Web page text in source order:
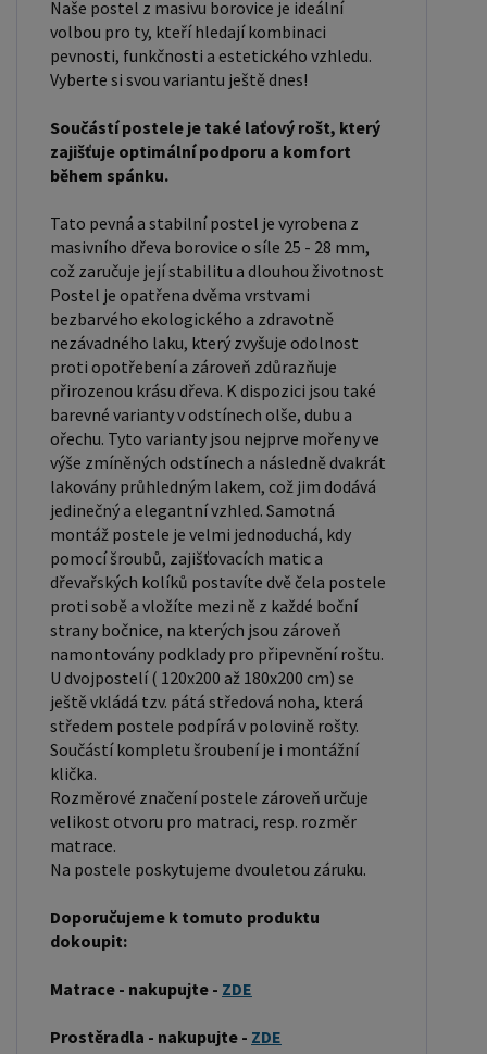
vzhled a funkčnost vaší ložnice. V naší nabídce
naleznete i postele zvýšené. To je obzvláště
důležité pro starší osoby nebo osoby s omezenou
90x200 cm jsou obecně považovány za standardní
pro jednolůžko. Tyto rozměry postele jsou ideální
studentském pokoji, pokoji pro hosty a dalších
pokojích. Námi nabízené postele, lze doplnit
matrací, nočními stolky, komodou, skříní i úložným
prostorem. Postele o rozměru 120x200 cm a
140x200 cm jsou považovány za velmi komfortní
jednolůžka. Tento rozměr postele je ideální pro
jednotlivce, kteří hledají více prostoru než
standardní jednolůžko nabízí. Rozměry postele
160x200 cm a 180x200 cm jsou považovány za
standardní pro dvoulůžkovou postel. Před
nákupem postele se ujistěte, že máte dostatek
místa ve své ložnici. Materiál postele: Masiv
borovice je typ dřeva, který je známý svou dobrou
pevností a dlouhou trvanlivostí. Borovicové dřevo
se řadí mezi měkké dřeviny. Je o malinko tvrdší
než masivní smrk, ale lépe se opracovává.
Borovicové dřevo vyniká krásnou barvou a
okouzlující kresbou. Má světlou barvu, která díky
obsahu jádra místy přechází až do oranžovo
hnědého nebo načervenalého odstínu. Tento
materiál je často používán v nábytkářství,
například pro výrobu postelí nebo knihoven.
Výrobky z masivu borovice jsou oblíbené pro svůj
postel je typ postele, který se skládá ze tří
základních částí: rámu, roštu a matrace. Rám
postele může být vyroben z různých materiálů,
vkládá rošt. Matrace je položena na rošt a může
Naše postel z masivu borovice je ideální
volbou pro ty, kteří hledají kombinaci
pevnosti, funkčnosti a estetického vzhledu.
Vyberte si svou variantu ještě dnes!
Součástí postele je také laťový rošt, který
zajišťuje optimální podporu a komfort
během spánku.
Tato pevná a stabilní postel je vyrobena z
masivního dřeva borovice o síle 25 - 28 mm,
což zaručuje její stabilitu a dlouhou životnost
Postel je opatřena dvěma vrstvami
bezbarvého ekologického a zdravotně
nezávadného laku, který zvyšuje odolnost
proti opotřebení a zároveň zdůrazňuje
přirozenou krásu dřeva. K dispozici jsou také
barevné varianty v odstínech olše, dubu a
ořechu. Tyto varianty jsou nejprve mořeny ve
výše zmíněných odstínech a následně dvakrát
lakovány průhledným lakem, což jim dodává
jedinečný a elegantní vzhled. Samotná
montáž postele je velmi jednoduchá, kdy
pomocí šroubů, zajišťovacích matic a
dřevařských kolíků postavíte dvě čela postele
proti sobě a vložíte mezi ně z každé boční
strany bočnice, na kterých jsou zároveň
namontovány podklady pro připevnění roštu.
U dvojpostelí ( 120x200 až 180x200 cm) se
ještě vkládá tzv. pátá středová noha, která
středem postele podpírá v polovině rošty.
Součástí kompletu šroubení je i montážní
klička.
Rozměrové značení postele zároveň určuje
velikost otvoru pro matraci, resp. rozměr
matrace.
Na postele poskytujeme dvouletou záruku.
Doporučujeme k tomuto produktu
dokoupit:
Matrace - nakupujte - ZDE
Prostěradla - nakupujte - ZDE